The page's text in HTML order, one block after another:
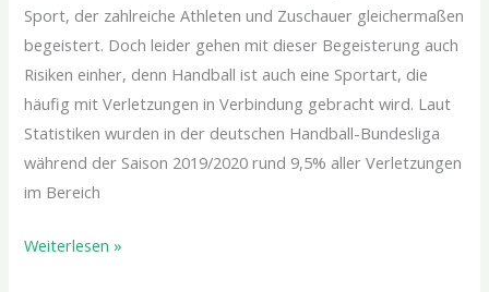
Sport, der zahlreiche Athleten und Zuschauer gleichermaßen
begeistert. Doch leider gehen mit dieser Begeisterung auch
Risiken einher, denn Handball ist auch eine Sportart, die
häufig mit Verletzungen in Verbindung gebracht wird. Laut
Statistiken wurden in der deutschen Handball-Bundesliga
während der Saison 2019/2020 rund 9,5% aller Verletzungen
im Bereich
Weiterlesen »